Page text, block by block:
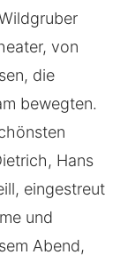
von
die
bewegten.
Hans
eingestreut
und
Abend,